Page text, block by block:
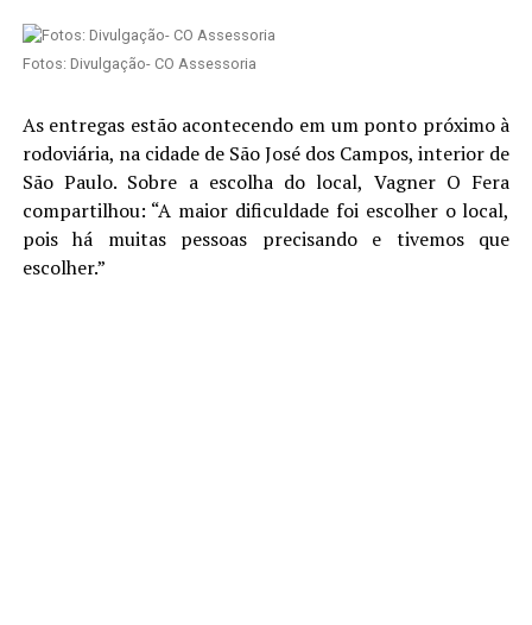
Fotos: Divulgação- CO Assessoria
As entregas estão acontecendo em um ponto próximo à
rodoviária, na cidade de São José dos Campos, interior de
São Paulo. Sobre a escolha do local, Vagner O Fera
compartilhou: “A maior dificuldade foi escolher o local,
pois há muitas pessoas precisando e tivemos que
escolher.”